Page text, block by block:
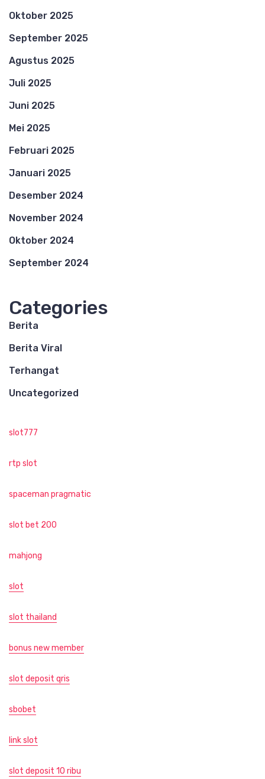
Oktober 2025
September 2025
Agustus 2025
Juli 2025
Juni 2025
Mei 2025
Februari 2025
Januari 2025
Desember 2024
November 2024
Oktober 2024
September 2024
Categories
Berita
Berita Viral
Terhangat
Uncategorized
slot777
rtp slot
spaceman pragmatic
slot bet 200
mahjong
slot
slot thailand
bonus new member
slot deposit qris
sbobet
link slot
slot deposit 10 ribu